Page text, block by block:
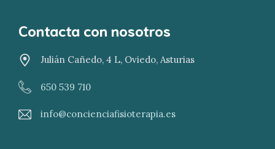
Contacta con nosotros
Julián Cañedo, 4 L, Oviedo, Asturias
650 539 710
info@concienciafisioterapia.es